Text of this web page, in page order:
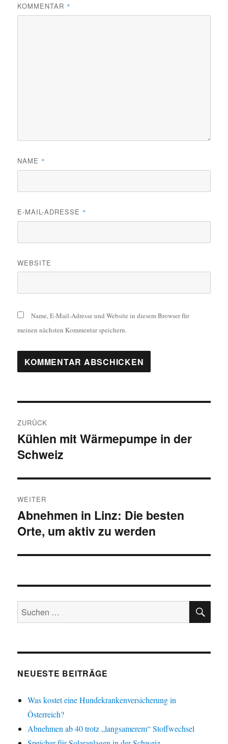
KOMMENTAR *
NAME *
E-MAIL-ADRESSE *
WEBSITE
Name, E-Mail-Adresse und Website in diesem Browser für
meinen nächsten Kommentar speichern.
ZURÜCK
Vorheriger
Beitrag:
Kühlen mit Wärmepumpe in der
Schweiz
WEITER
Nächster
Beitrag:
Abnehmen in Linz: Die besten
Orte, um aktiv zu werden
Suchen
nach:
NEUESTE BEITRÄGE
Was kostet eine Hundekrankenversicherung in
Österreich?
Abnehmen ab 40 trotz „langsamerem“ Stoffwechsel